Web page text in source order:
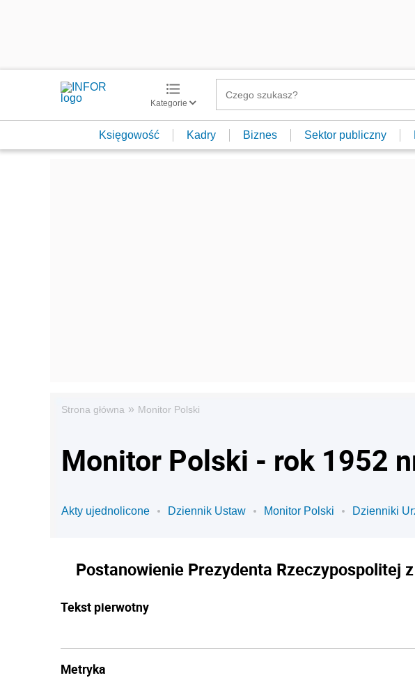
Kategorie
Księgowość Kadry Biznes Sektor publiczny
Strona główna » Monitor Polski
Monitor Polski - rok 1952
Akty ujednolicone Dziennik Ustaw Monitor Polski Dzienniki
Postanowienie Prezydenta Rzeczypospolitej
Tekst pierwotny
Metryka